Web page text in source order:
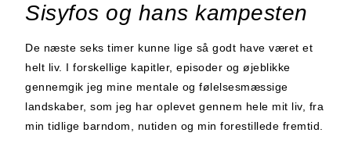
Sisyfos og hans kampesten
De næste seks timer kunne lige så godt have været et
helt liv. I forskellige kapitler, episoder og øjeblikke
gennemgik jeg mine mentale og følelsesmæssige
landskaber, som jeg har oplevet gennem hele mit liv, fra
min tidlige barndom, nutiden og min forestillede fremtid.